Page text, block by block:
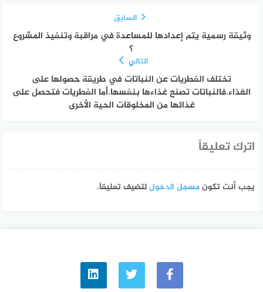
السابق
وثيقة رسمية يتم إعدادها للمساعدة في مراقبة وتنفيذ المشروع
؟
التالي
تختلف الفطريات عن النباتات في طريقة حصولها على
الغذاء.فالنباتات تصنع غذاءها بنفسها.أما الفطريات فتحصل على
غذائها من المخلوقات الحية الأخرى
اترك تعليقاً
يجب أنت تكونمسجل الدخوللتضيف تعليقاً.